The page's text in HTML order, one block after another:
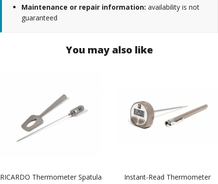
Maintenance or repair information: availability is not
guaranteed
You may also like
RICARDO Thermometer Spatula Instant-Read Thermometer